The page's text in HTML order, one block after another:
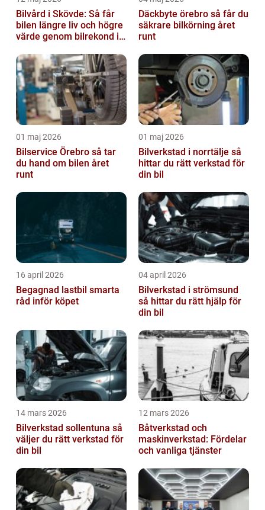
Bilvård i Skövde: Så får
bilen längre liv och högre
värde genom bilrekond i
Däckbyte örebro så får du
säkrare bilkörning året
runt
01 maj 2026
Bilservice Örebro så tar
du hand om bilen året
runt
01 maj 2026
Bilverkstad i norrtälje så
hittar du rätt verkstad för
din bil
16 april 2026
Begagnad lastbil smarta
råd inför köpet
04 april 2026
Bilverkstad i strömsund
så hittar du rätt hjälp för
din bil
14 mars 2026
Bilverkstad sollentuna så
väljer du rätt verkstad för
din bil
12 mars 2026
Båtverkstad och
maskinverkstad: Fördelar
och vanliga tjänster